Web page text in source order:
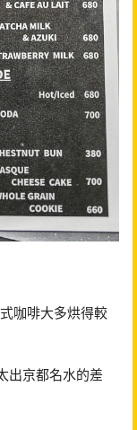
咖啡大多烘得較
出京都名水的差